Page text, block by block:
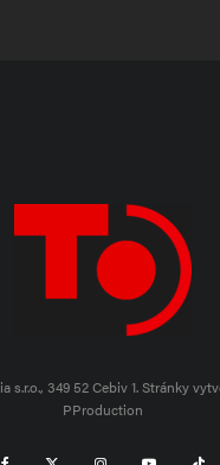
s.r.o., 349 52 Cebiv 1.Stránky
PProduction